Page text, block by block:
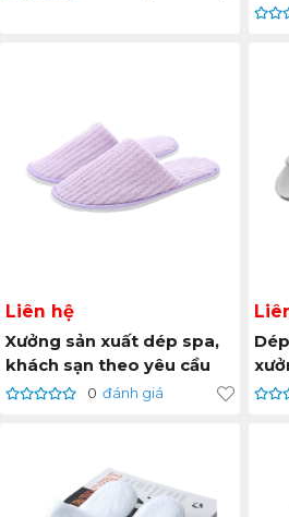
Liên hệ
Xưởng sản xuất dép spa,
khách sạn theo yêu cầu
0 đánh giá